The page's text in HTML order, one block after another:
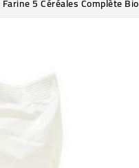
Farine 5 Céréales Complète Bio